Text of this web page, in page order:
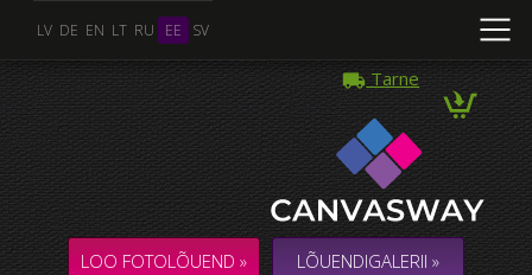
LV DE EN LT RU EE SV
Tarne
LOO FOTOLÕUEND » LÕUENDIGALERII »